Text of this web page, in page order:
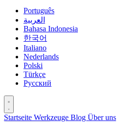
Português
العربية
Bahasa Indonesia
한국어
Italiano
Nederlands
Polski
Türkçe
Русский
Startseite Werkzeuge Blog Über uns